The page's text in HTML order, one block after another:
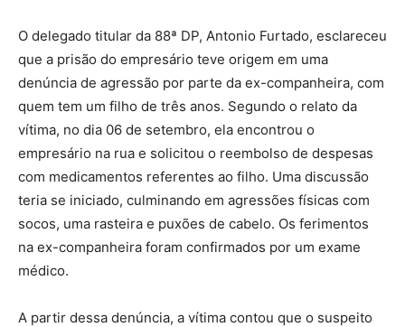
O delegado titular da 88ª DP, Antonio Furtado, esclareceu
que a prisão do empresário teve origem em uma
denúncia de agressão por parte da ex-companheira, com
quem tem um filho de três anos. Segundo o relato da
vítima, no dia 06 de setembro, ela encontrou o
empresário na rua e solicitou o reembolso de despesas
com medicamentos referentes ao filho. Uma discussão
teria se iniciado, culminando em agressões físicas com
socos, uma rasteira e puxões de cabelo. Os ferimentos
na ex-companheira foram confirmados por um exame
médico.
A partir dessa denúncia, a vítima contou que o suspeito